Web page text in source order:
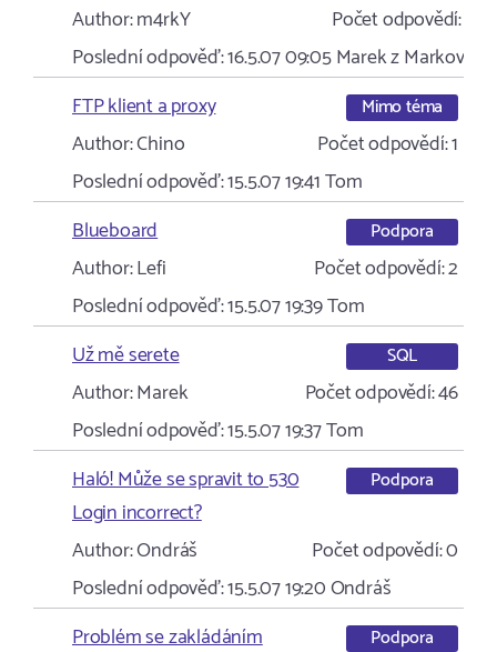
Author:m4rkY Počet odpovědí:
Poslední odpověď:16.5.07 09:05Marek z Markova
FTP klient a proxy
Mimo téma
Author:Chino Počet odpovědí:1
Poslední odpověď:15.5.07 19:41Tom
Blueboard
Podpora
Author:Lefi Počet odpovědí:2
Poslední odpověď:15.5.07 19:39Tom
Už mě serete
SQL
Author:Marek Počet odpovědí:46
Poslední odpověď:15.5.07 19:37Tom
Haló! Může se spravit to 530
Login incorrect?
Podpora
Author:Ondráš Počet odpovědí:0
Poslední odpověď:15.5.07 19:20Ondráš
Problém se zakládáním
Podpora